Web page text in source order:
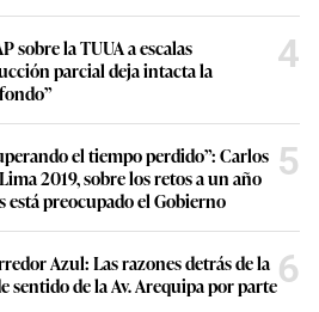
sobre la TUUA a escalas
parcial deja intacta la
4
el tiempo perdido”: Carlos
2019, sobre los retos a un año
está preocupado el Gobierno
5
Azul: Las razones detrás de la
sentido de la Av. Arequipa por parte6